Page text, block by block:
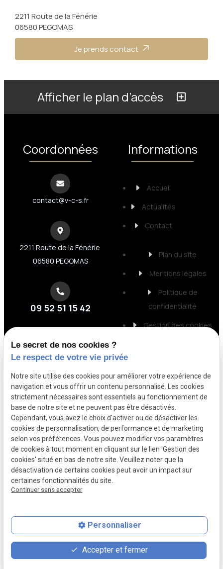
2211 Route de la Fénérie
06580 PEGOMAS
Je prends contact
Afficher le plan d’accès
Coordonnées
contact@v-c-s.fr
2211 Route de la Fénérie
06580 PEGOMAS
09 52 51 15 42
06 10 88 67 04
Informations
Accueil
Actualités
Contact
Plan du site
Mentions légales
Politique de
confidentialité
Gestion des cookies
A propos
V-C-S : service automobile sur mesure, soin
expert, gestion complète et livraison
personnalisée.
place
Plan d'accès
contact_page
Contact
phone
09 52 51 15 42
Le secret de nos cookies ?
Le respect de votre vie privée
Notre site utilise des cookies pour améliorer votre expérience de
navigation et vous offrir un contenu personnalisé. Les cookies
strictement nécessaires sont essentiels au fonctionnement de
base de notre site et ne peuvent pas être désactivés.
Cependant, vous avez le choix d'activer ou de désactiver les
cookies de personnalisation, de performance et de marketing
selon vos préférences. Vous pouvez modifier vos paramètres
de cookies à tout moment en cliquant sur le lien 'Gestion des
cookies' situé en bas de notre site. Veuillez noter que la
désactivation de certains cookies peut avoir un impact sur
certaines fonctionnalités du site.
Continuer sans accepter
Personnaliser
Accepter et fermer